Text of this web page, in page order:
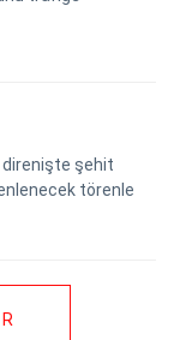
direnişte şehit
törenle